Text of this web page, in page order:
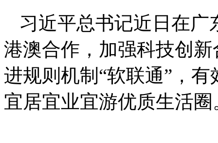
习近平总书记近日在
港澳合作，加强科技创
进规则机制“软联通”，
宜居宜业宜游优质生活圈